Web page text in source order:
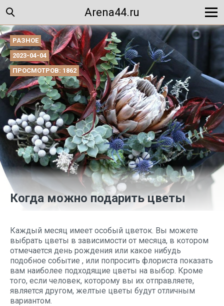
Arena44.ru
РАЗНОЕ
2023-04-04
ПРОСМОТРОВ: 1862
Когда можно подарить цветы
Каждый месяц имеет особый цветок. Вы можете
выбрать цветы в зависимости от месяца, в котором
отмечается день рождения или какое нибудь
подобное событие , или попросить флориста показать
вам наиболее подходящие цветы на выбор. Кроме
того, если человек, которому вы их отправляете,
является другом, желтые цветы будут отличным
вариантом.